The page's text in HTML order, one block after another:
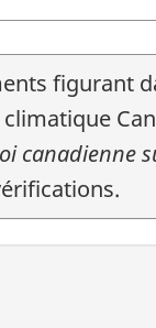
figurant
canadienne